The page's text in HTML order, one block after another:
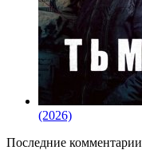
(2026)
Последние комментарии